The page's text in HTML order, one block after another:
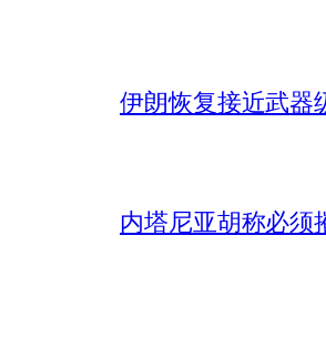
伊朗恢复接近武器
内塔尼亚胡称必须